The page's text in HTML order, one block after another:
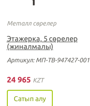
Металл сөрелер
Этажерка, 5 сөрелер
(жиналмалы)
Артикул: МП-ТВ-947427-001
24 965 KZT
Сатып алу